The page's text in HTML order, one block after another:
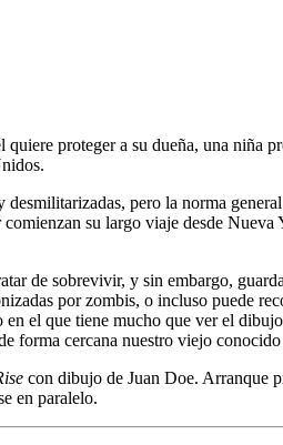
proteger a su dueña, una niña
pero la norma
su largo viaje desde
de sobrevivir, y sin embargo,
por zombis, o incluso puede
el que tiene mucho que ver el
forma cercana nuestro viejo
con dibujo de Juan Doe. Arranque
en paralelo.